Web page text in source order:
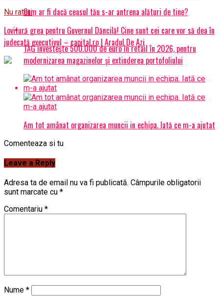
Nu ratati
Lovitură grea pentru Guvernul Dăncilă! Cine sunt cei care vor să dea în
judecată executivul – capital.ro | Aradul De Azi
Cum ar fi dacă ceasul tău s-ar antrena alături de tine?
TAG investește 500.000 de euro în retail în 2026, pentru
modernizarea magazinelor și extinderea portofoliului
Am tot amânat organizarea muncii in echipa. Iată ce m-a ajutat
Comenteaza si tu
Leave a Reply
Adresa ta de email nu va fi publicată. Câmpurile obligatorii
sunt marcate cu *
Comentariu *
Nume *